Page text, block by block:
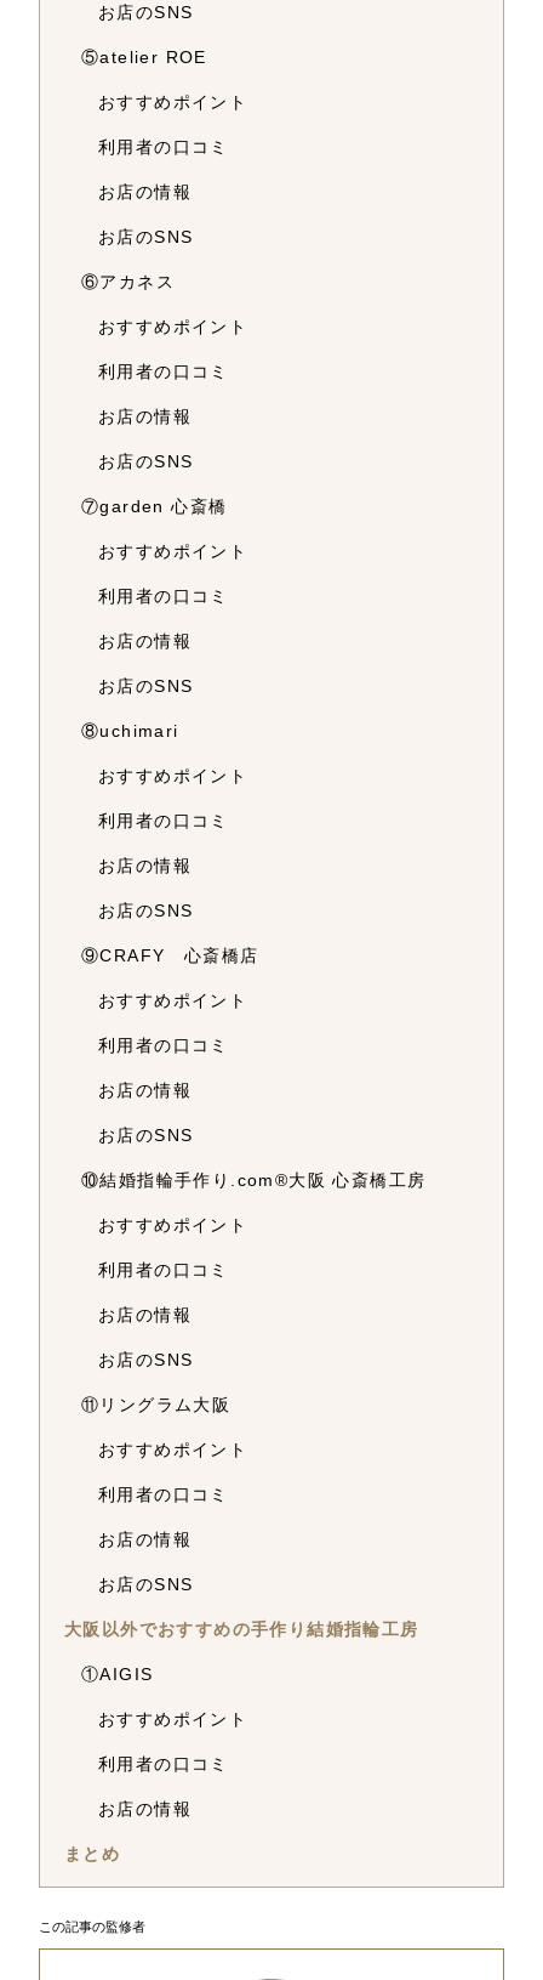
お店のSNS
⑤atelier ROE
おすすめポイント
利用者の口コミ
お店の情報
お店のSNS
⑥アカネス
おすすめポイント
利用者の口コミ
お店の情報
お店のSNS
⑦garden 心斎橋
おすすめポイント
利用者の口コミ
お店の情報
お店のSNS
⑧uchimari
おすすめポイント
利用者の口コミ
お店の情報
お店のSNS
⑨CRAFY 心斎橋店
おすすめポイント
利用者の口コミ
お店の情報
お店のSNS
⑩結婚指輪手作り.com®大阪 心斎橋工房
おすすめポイント
利用者の口コミ
お店の情報
お店のSNS
⑪リングラム大阪
おすすめポイント
利用者の口コミ
お店の情報
お店のSNS
大阪以外でおすすめの手作り結婚指輪工房
①AIGIS
おすすめポイント
利用者の口コミ
お店の情報
まとめ
この記事の監修者